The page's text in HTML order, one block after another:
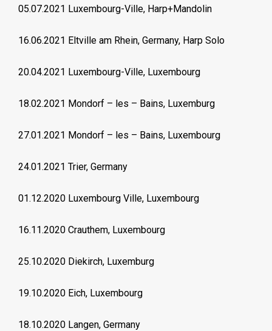
05.07.2021 Luxembourg-Ville, Harp+Mandolin
16.06.2021 Eltville am Rhein, Germany, Harp Solo
20.04.2021 Luxembourg-Ville, Luxembourg
18.02.2021 Mondorf – les – Bains, Luxemburg
27.01.2021 Mondorf – les – Bains, Luxembourg
24.01.2021 Trier, Germany
01.12.2020 Luxembourg Ville, Luxembourg
16.11.2020 Crauthem, Luxembourg
25.10.2020 Diekirch, Luxemburg
19.10.2020 Eich, Luxembourg
18.10.2020 Langen, Germany